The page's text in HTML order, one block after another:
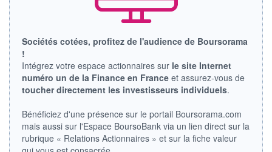
0,0000 0,0000
RENDEMENT
ESTIMÉ 2026
-
PER ESTIMÉ
2026
-
-
ÉLIGIBILITÉ
Non éligible
Sociétés cotées, profitez de l'audience de Boursorama
!
Intégrez votre espace actionnaires sur le site Internet
numéro un de la Finance en France et assurez-vous de
toucher directement les investisseurs individuels.
Bénéficiez d'une présence sur le portail Boursorama.com
mais aussi sur l'Espace BoursoBank via un lien direct sur la
rubrique « Relations Actionnaires » et sur la fiche valeur